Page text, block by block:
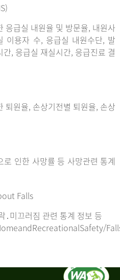
응급실 내원율 및 방문율, 내원사
이용자 수, 응급실 내원수단, 발
, 응급실 재실시간, 응급진료 결
퇴원율, 손상기전별 퇴원율, 손상
로 인한 사망률 등 사망관련 통계
Falls
․미끄러짐 관련 통계 정보 등